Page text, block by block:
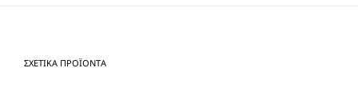
ΣΧΕΤΙΚΆ ΠΡΟΪΌΝΤΑ